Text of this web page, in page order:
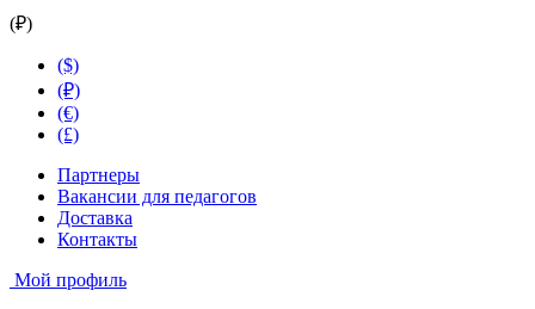
(₽)
($)
(₽)
(€)
(£)
Партнеры
Вакансии для педагогов
Доставка
Контакты
Мой профиль